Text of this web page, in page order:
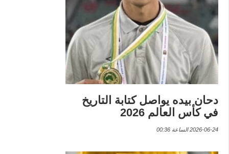
دحان بيده يواصل كتابة التاريخ
في كأس العالم 2026
2026-06-24 الساعة 00:36